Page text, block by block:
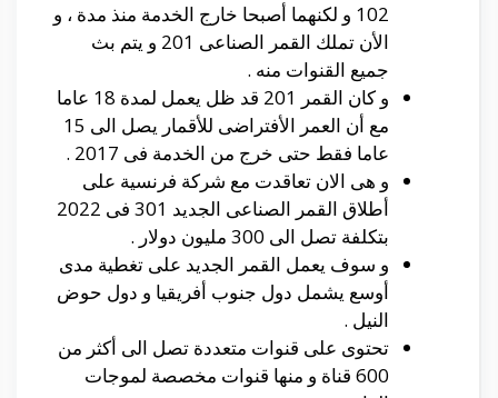
102 و لكنهما أصبحا خارج الخدمة منذ مدة ، و
الأن تملك القمر الصناعى 201 و يتم بث
جميع القنوات منه .
و كان القمر 201 قد ظل يعمل لمدة 18 عاما
مع أن العمر الأفتراضى للأقمار يصل الى 15
عاما فقط حتى خرج من الخدمة فى 2017 .
و هى الان تعاقدت مع شركة فرنسية على
أطلاق القمر الصناعى الجديد 301 فى 2022
بتكلفة تصل الى 300 مليون دولار .
و سوف يعمل القمر الجديد على تغطية مدى
أوسع يشمل دول جنوب أفريقيا و دول حوض
النيل .
تحتوى على قنوات متعددة تصل الى أكثر من
600 قناة و منها قنوات مخصصة لموجات